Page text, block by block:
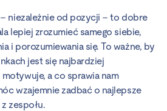
niezależnie od pozycji – to dobre
lepiej zrozumieć samego siebie,
i porozumiewania się. To ważne, by
jest się najbardziej
a co sprawia nam
wzajemnie zadbać o najlepsze
zespołu.